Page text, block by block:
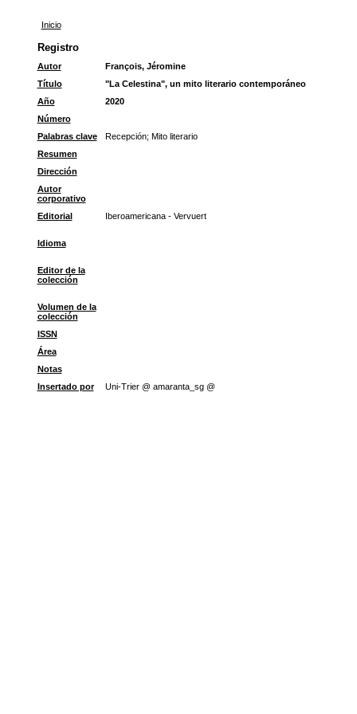
Inicio
Registro
Autor
François, Jéromine
Título
"La Celestina", un mito literario contemporáneo
Año
2020
Número
Palabras clave
Recepción; Mito literario
Resumen
Dirección
Autor
corporativo
Editorial
Iberoamericana - Vervuert
Idioma
Editor de la
colección
Volumen de la
colección
ISSN
Área
Notas
Insertado por
Uni-Trier @ amaranta_sg @